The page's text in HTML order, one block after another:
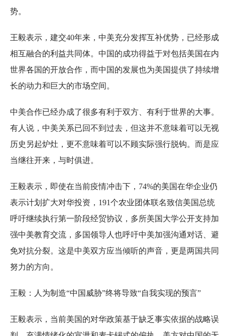
势。
王毅表示，建交40年来，中美充分发挥互补优势，已经形成
相互融合的利益共同体。中国的成功得益于对包括美国在内
世界各国的开放合作，而中国的发展也为美国提供了持续增
长的动力和巨大的市场空间。
中美合作已经办成了很多有利于双方、有利于世界的大事。
有人说，中美关系已回不到过去，但这并不意味着可以无视
历史另起炉灶，更不意味着可以不顾实际强行脱钩。而是应
当继往开来，与时俱进。
王毅表示，即使在当前疫情冲击下，74%的美国在华企业仍
表示计划扩大对华投资，191个农业团体联名致信美国总统
呼吁继续执行第一阶段经贸协议，多所美国大学公开支持加
强中美教育交流，多国领导人也呼吁中美加强沟通对话、避
免对抗分裂。这是中美双方应当倾听的声音，更是两国共同
努力的方向。
王毅：人为制造“中国威胁”终将导致“自我实现的预言”
王毅表示，当前美国的对华政策基于缺乏事实依据的战略误